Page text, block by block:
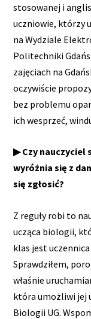
stosowanej i
uczniowie, którzy
na Wydziale
Politechniki
zajęciach na
oczywiście
bez problemu
ich wesprzeć,
▶ Czy nauczyciel
wyróżnia się z
się zgłosić?
Z reguły robi to
ucząca biologii,
klas jest
Sprawdziłem,
właśnie
która umożliwi jej
Biologii UG.